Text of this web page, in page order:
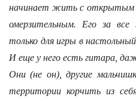
начинает жить с открытым
омерзительным. Его за
только для игры в
И еще у него есть гитара,
Они (не он), другие
территории корчить из